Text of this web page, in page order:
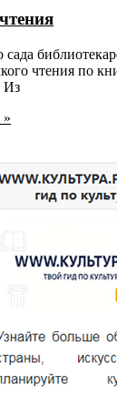
сада
чтения по
Из
»